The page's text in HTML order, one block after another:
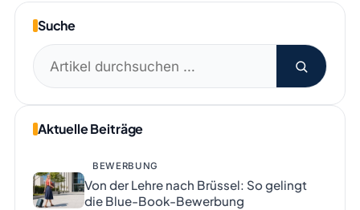
Suche
Suchen
nach:
Aktuelle Beiträge
BEWERBUNG
Von der Lehre nach Brüssel: So gelingt
die Blue-Book-Bewerbung